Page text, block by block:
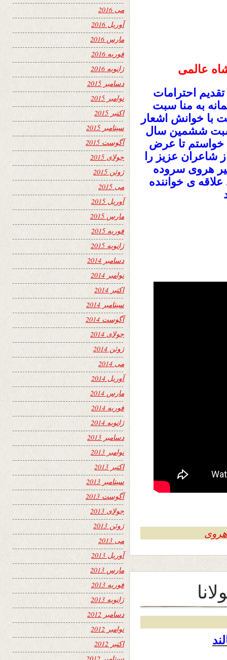
عالمی
احترامات
به منا سبت
سایت وزین 24 ساعت با خوانش اشعار
ششمین سال
خواستم تا عرض
شاعران عزیز را
هروی سروده
علاقه ی خواننده
هروی
می 2016
آوریل 2016
مارس 2016
فوریه 2016
ژانویه 2016
دسامبر 2015
نوامبر 2015
اکتبر 2015
سپتامبر 2015
آگوست 2015
جولای 2015
ژوئن 2015
می 2015
آوریل 2015
مارس 2015
فوریه 2015
ژانویه 2015
دسامبر 2014
نوامبر 2014
اکتبر 2014
سپتامبر 2014
آگوست 2014
جولای 2014
ژوئن 2014
می 2014
آوریل 2014
مارس 2014
فوریه 2014
ژانویه 2014
دسامبر 2013
نوامبر 2013
اکتبر 2013
سپتامبر 2013
آگوست 2013
جولای 2013
ژوئن 2013
می 2013
آوریل 2013
مارس 2013
فوریه 2013
ژانویه 2013
دسامبر 2012
نوامبر 2012
اکتبر 2012